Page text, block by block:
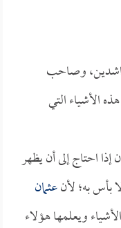
وصاحب
الأشياء التي
إذا احتاج إلى أن يظهر
بأس به؛ لأنعثمان
ويعلمها هؤلاء